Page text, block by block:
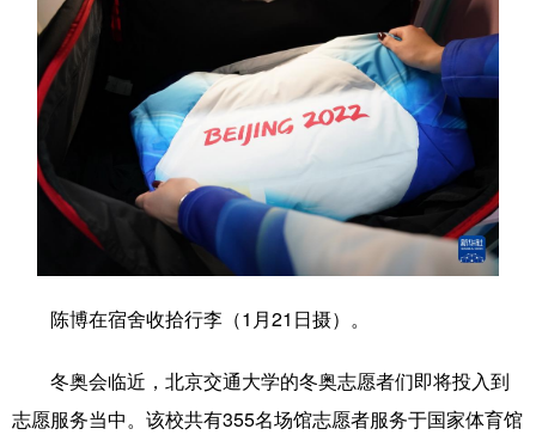
彩票
公益 一带一路 亚太网 上市公司
文化产业
地方频道
天津 河北 山西
辽宁 吉林 上海
安徽 福建
山东 河南 湖北 湖南
陈博在宿舍收拾行李（1月21日摄）。
冬奥会临近，北京交通大学的冬奥志愿者们即将投入到
志愿服务当中。该校共有355名场馆志愿者服务于国家体育馆